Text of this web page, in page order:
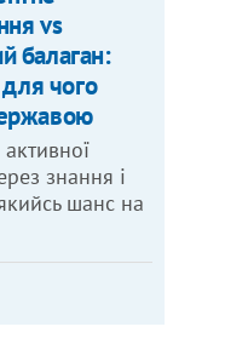
vs
балаган:
для чого
знання і
шанс на